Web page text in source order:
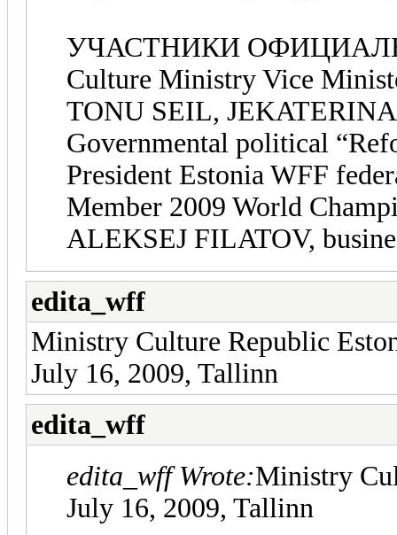
УЧАСТНИКИ
Culture Ministry Vice
TONU SEIL,
Governmental political
President Estonia WFF
Member 2009 World
ALEKSEJ FILATOV,
edita_wff
Ministry Culture Republic
July 16, 2009, Tallinn
edita_wff
edita_wff Wrote:Ministry
July 16, 2009, Tallinn